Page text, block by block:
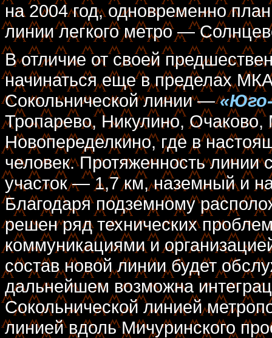
на 2004 год, одновременно
линии легкого метро —
В отличие от своей
начинаться еще в пределах
Сокольнической линии —
Тропарево, Никулино,
Новопеределкино, где в
человек. Протяженность линии
участок — 1,7 км, наземный и
Благодаря подземному
решен ряд технических
коммуникациями и
состав новой линии будет
дальнейшем возможна
Сокольнической линией
линией вдоль Мичуринского